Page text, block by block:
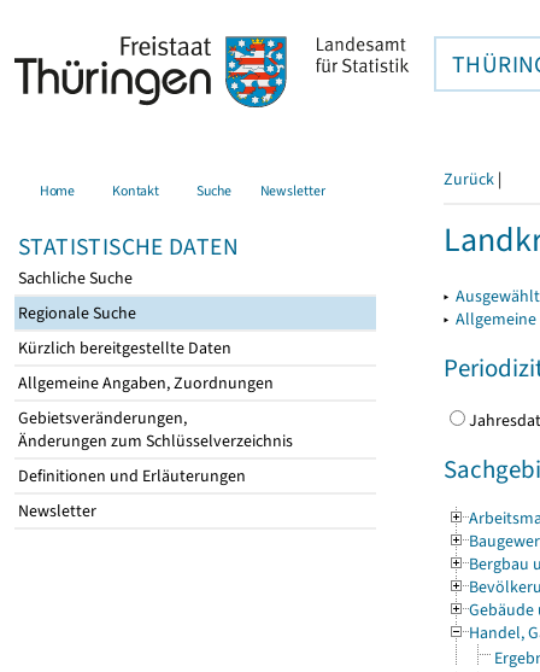
Home Kontakt Suche Newsletter
STATISTISCHE DATEN
Sachliche Suche
Regionale Suche
Kürzlich bereitgestellte Daten
Allgemeine Angaben, Zuordnungen
Gebietsveränderungen,
Änderungen zum Schlüsselverzeichnis
Definitionen und Erläuterungen
Newsletter
Zurück |
▸
▸
Bergbau
Gebäude
Handel,